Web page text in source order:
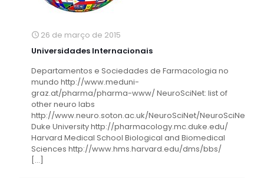
26 de março de 2015
Universidades Internacionais
Departamentos e Sociedades de Farmacologia no
mundo http://www.meduni-
graz.at/pharma/pharma-www/ NeuroSciNet: list of
other neuro labs
http://www.neuro.soton.ac.uk/NeuroSciNet/
Duke University http://pharmacology.mc.duke.edu/
Harvard Medical School Biological and Biomedical
Sciences http://www.hms.harvard.edu/dms/bbs/
[…]